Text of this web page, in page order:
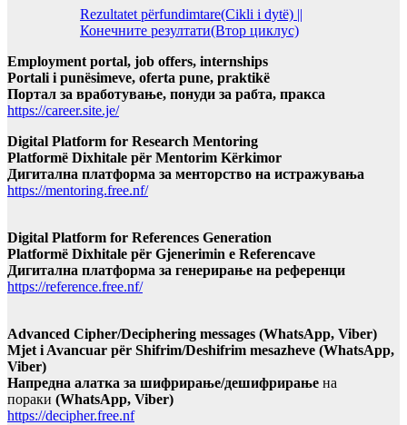
Rezultatet përfundimtare(Cikli i dytë) ||
Конечните резултати(Втор циклус)
Employment portal, job offers, internships
Portali i punësimeve, oferta pune, praktikë
Портал за вработување, понуди за рабта, пракса
https://career.site.je/
Digital Platform for Research Mentoring
Platformë Dixhitale për Mentorim Kërkimor
Дигитална платформа за менторство на истражувања
https://mentoring.free.nf/
Digital Platform for References Generation
Platformë Dixhitale për Gjenerimin e Referencave
Дигитална платформа за генерирање на референци
https://reference.free.nf/
Advanced Cipher/Deciphering messages (WhatsApp, Viber)
Mjet i Avancuar për Shifrim/Deshifrim mesazheve (WhatsApp,
Viber)
Напредна алатка за шифрирање/дешифрирање на
пораки (WhatsApp, Viber)
https://decipher.free.nf